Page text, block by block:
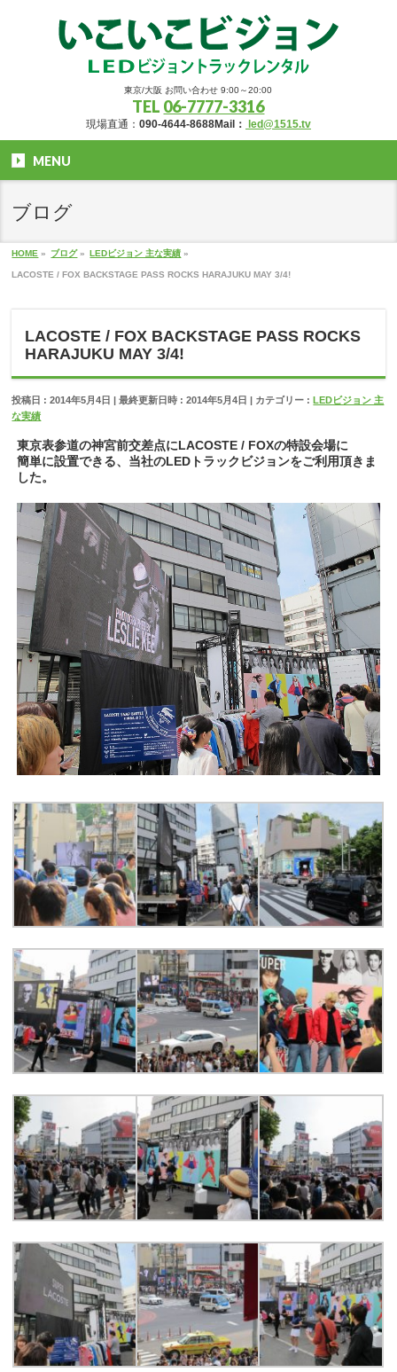
東京/大阪 お問い合わせ 9:00～20:00
TEL 06-7777-3316
現場直通： 090-4644-8688Mail： led@1515.tv
MENU
ブログ
HOME » ブログ» LEDビジョン 主な実績 »
LACOSTE / FOX BACKSTAGE PASS ROCKS HARAJUKU MAY 3/4!
LACOSTE / FOX BACKSTAGE PASS ROCKS
HARAJUKU MAY 3/4!
投稿日 : 2014年5月4日 最終更新日時 : 2014年5月4日 カテゴリー :LEDビジョン 主
な実績
東京表参道の神宮前交差点にLACOSTE / FOXの特設会場に
簡単に設置できる、当社のLEDトラックビジョンをご利用頂きま
した。